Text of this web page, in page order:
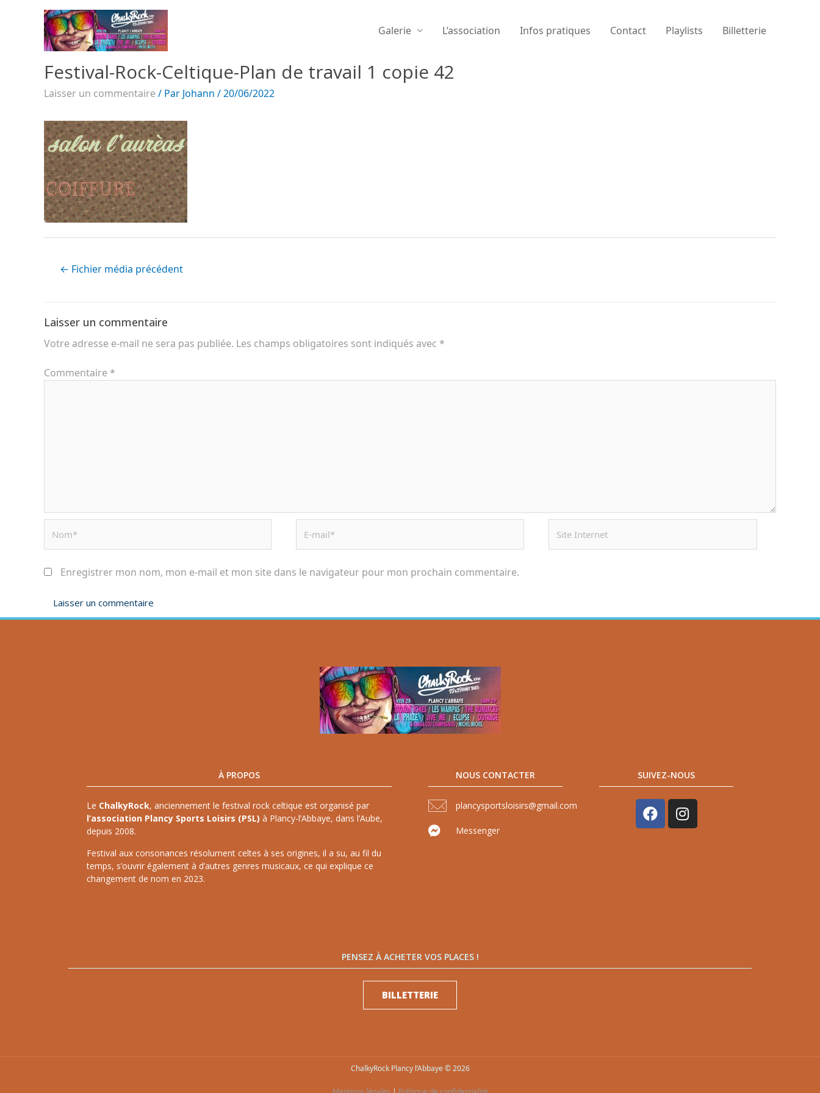
Galerie L’association Infos pratiques Contact Playlists Billetterie
Festival-Rock-Celtique-Plan de travail 1 copie 42
Laisser un commentaire / Par Johann /20/06/2022
← Fichier média précédent
Laisser un commentaire
Votre adresse e-mail ne sera pas publiée. Les champs obligatoires sont indiqués avec *
Commentaire *
Enregistrer mon nom, mon e-mail et mon site dans le navigateur pour mon prochain commentaire.
À PROPOS
Le ChalkyRock, anciennement le festival rock celtique est organisé par
l’association Plancy Sports Loisirs (PSL) à Plancy-l’Abbaye, dans l’Aube,
depuis 2008.
Festival aux consonances résolument celtes à ses origines, il a su, au fil du
temps, s’ouvrir également à d’autres genres musicaux, ce qui explique ce
changement de nom en 2023.
NOUS CONTACTER
plancysportsloisirs@gmail.com
Messenger
SUIVEZ-NOUS
PENSEZ À ACHETER VOS PLACES !
BILLETTERIE
ChalkyRock Plancy l’Abbaye © 2026